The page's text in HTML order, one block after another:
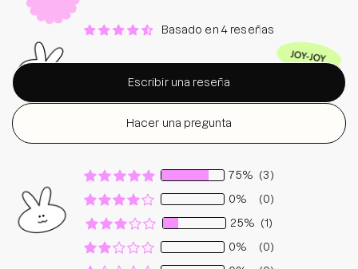
Basado en 4 reseñas
Escribir una reseña
Hacer una pregunta
75% (3)
0%
(0)
25% (1)
0%
(0)